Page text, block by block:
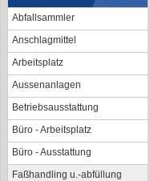
Abfallsammler
Anschlagmittel
Arbeitsplatz
Aussenanlagen
Betriebsausstattung
Büro - Arbeitsplatz
Büro - Ausstattung
Faßhandling u.-abfüllung